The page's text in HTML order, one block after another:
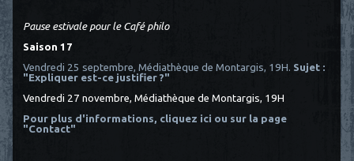
Pause estivale pour le Café philo
Saison 17
Vendredi 25 septembre, Médiathèque de Montargis, 19H. Sujet :
"Expliquer est-ce justifier ?"
Vendredi 27 novembre, Médiathèque de Montargis, 19H
Pour plus d'informations, cliquez ici ou sur la page
"Contact"